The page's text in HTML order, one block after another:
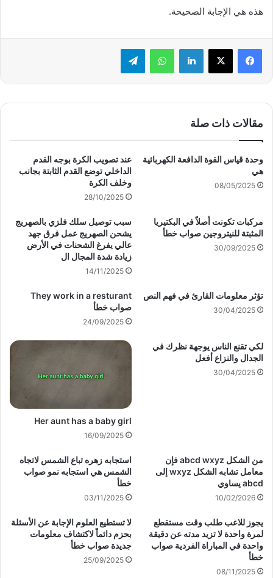
هذه هي الإجابة الصحيحة.
لينكدإن واتساب تيلقرام
مقالات ذات صلة
وحدة قياس القوة الدافعة الكهربائية
هي
08/05/2025
عند تصويب الكرة بوجه القدم
الداخلي توضع القدم الثابتة بجانب
وخلف الكرة
28/10/2025
مركبات تكونت أصلاً في البكتيريا
المثبتة للنيتروجين صواب خطأ
30/09/2025
سبب توصيل سلك فلزي بالصهريج
يشحن الصهريج عمل فرق جهد
عالي يفرغ الشحنات في الأرض
زيادة شدة المجال ال
14/11/2025
تؤثر معلومات القارئ في فهم النص
30/04/2025
They work in a resturant
صواب خطأ
24/09/2025
لكي تقنع الناس يوجهة نظرك في
الجدال والنزاع أفعل
30/04/2025
Her aunt has a baby girl
16/09/2025
من الشكل abcd wxyz فإن
معامل تشابه الشكل wxyz إلى
abcd يساوي
10/02/2026
استجابه زهره تباع الشمس لاتجاه
الشمس هي استجابه نمو صواب
خطأ
03/11/2025
يجوز للاعب طلب وقت مستقطع
لمرة واحدة لا تزيد مدته عن دقيقة
واحدة في المباراة الفردية صواب
خطأ
08/11/2025
لا تستطيع العلوم الإجابة عن الأسئلة
بحزم دائماً لاكتشاف معلومات
جديدة صواب خطأ
25/09/2025